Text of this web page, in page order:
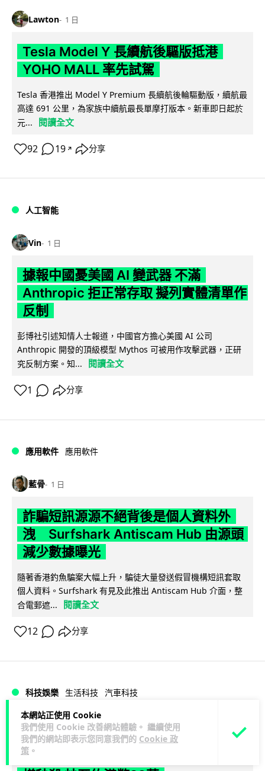
本網站正使用 Cookie
我們使用 Cookie 改善網站體驗。 繼續使用
我們的網站即表示您同意我們的 Cookie 政
策 。
Lawton 1 日
Tesla Model Y 長續航後驅版抵港
YOHO MALL 率先試駕
Tesla 香港推出 Model Y Premium 長續航後輪驅動版，續航最
高達 691 公里，為家族中續航最長單摩打版本。新車即日起於
元...
閱讀全文
92 19 ↗ 分享
人工智能
Vin 1 日
據報中國憂美國 AI 變武器 不滿
Anthropic 拒正常存取 擬列實體清單作
反制
彭博社引述知情人士報道，中國官方擔心美國 AI 公司
Anthropic 開發的頂級模型 Mythos 可被用作攻擊武器，正研
究反制方案。知...
閱讀全文
1 分享
應用軟件 應用軟件
藍骨 1 日
詐騙短訊源源不絕背後是個人資料外
洩 Surfshark Antiscam Hub 由源頭
減少數據曝光
隨著香港釣魚騙案大幅上升，騙徒大量發送假冒機構短訊套取
個人資料。Surfshark 有見及此推出 Antiscam Hub 介面，整
合電郵遮...
閱讀全文
12 分享
科技娛樂 生活科技 汽車科技
Vin 1 日
Tesla 無預警推出兒童車 無電池電機一